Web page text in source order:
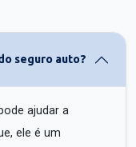
seguro auto?
ajudar a
ele é um